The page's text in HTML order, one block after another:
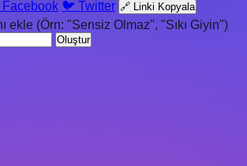
Facebook 🐦 Twitter 🔗 Linki Kopyala
ekle (Örn: "Sensiz Olmaz", "Sıkı Giyin")
Oluştur